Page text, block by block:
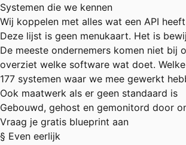
Systemen die we kennen
Wij koppelen met alles wat een API
Deze lijst is geen menukaart. Het is
De meeste ondernemers komen niet
overziet welke software wat doet.
177 systemen waar we mee gewerkt
Ook maatwerk als er geen standaard is
Gebouwd, gehost en gemonitord door
Vraag je gratis blueprint aan
§ Even eerlijk